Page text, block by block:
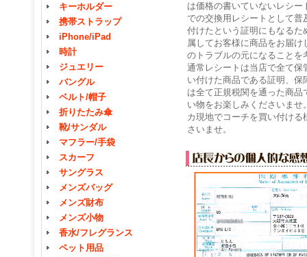
キーホルダー
携帯ストラップ
iPhone/iPad
時計
ジュエリー
バングル
ベルト/帽子
折りたたみ傘
靴/サンダル
マフラー/手袋
スカーフ
サングラス
メンズバッグ
メンズ財布
メンズ小物
香水/フレグランス
ペット用品
は価格の書いていないレシ
での交換用レシートとして
付けたという証明にもなる
属してお客様に商品をお届
のトラブルの元になること
通常レシートは当店で全て
い付けた商品である証明、
は全て正規税関を通った商
い物をお楽しみくださいませ
カ現地でコーチを買い付け
さいませ。